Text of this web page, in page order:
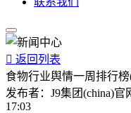
 返回列表
食物行业舆情一周排行
发布者： J9集团(china)官
17:03